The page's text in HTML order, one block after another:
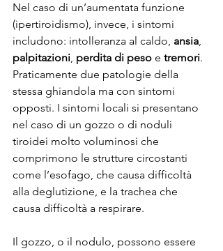
Nel caso di un’aumentata funzione
(ipertiroidismo), invece, i sintomi
includono: intolleranza al caldo, ansia,
palpitazioni, perdita di peso e tremori.
Praticamente due patologie della
stessa ghiandola ma con sintomi
opposti. I sintomi locali si presentano
nel caso di un gozzo o di noduli
tiroidei molto voluminosi che
comprimono le strutture circostanti
come l’esofago, che causa difficoltà
alla deglutizione, e la trachea che
causa difficoltà a respirare.
Il gozzo, o il nodulo, possono essere